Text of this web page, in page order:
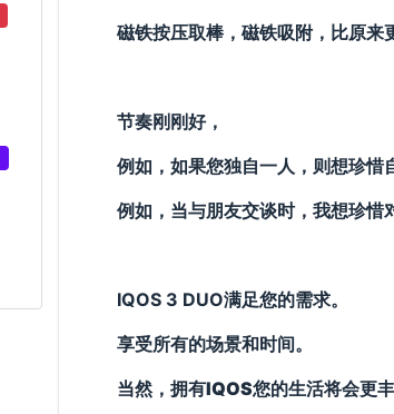
磁铁按压取棒，磁铁吸附，比原来
节奏刚刚好，
例如，如果您独自一人，则想珍惜
例如，当与朋友交谈时，我想珍惜
IQOS 3 DUO满足您的需求。
享受所有的场景和时间。
当然，拥有IQOS您的生活将会更丰